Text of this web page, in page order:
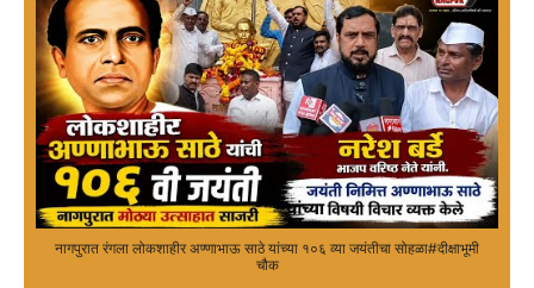
नागपुरात रंगला लोकशाहीर अण्णाभाऊ साठे यांच्या १०६ व्या जयंतीचा सोहळा#दीक्षाभूमी
चौक